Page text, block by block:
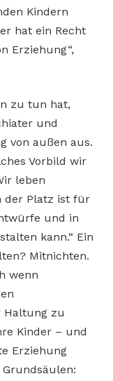
Kindern
hat ein Recht
Erziehung“,
zu tun hat,
und
von außen aus.
Vorbild wir
leben
der Platz ist für
und in
kann.“ Ein
Mitnichten.
wenn
Haltung zu
Kinder – und
Erziehung